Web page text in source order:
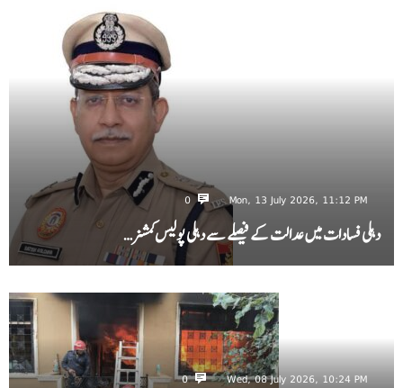
Mon, 13 July 2026, 11:12 PM
0
دہلی فسادات میں عدالت کے فیصلے سے دہلی پولیس کمشنر…
Wed, 08 July 2026, 10:24 PM
0